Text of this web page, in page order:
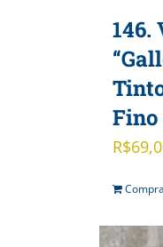
146.
Fino
R$